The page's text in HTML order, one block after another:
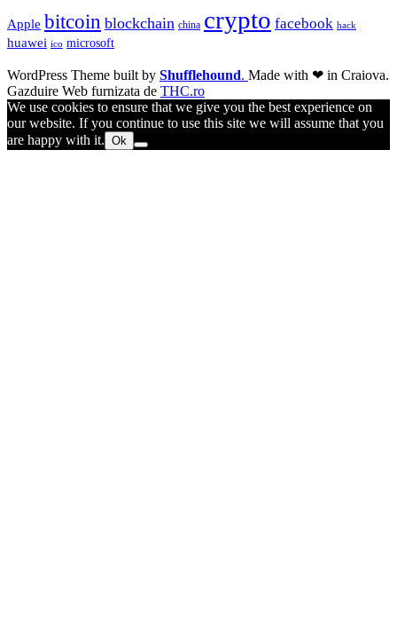
Apple bitcoin blockchain china crypto facebook hack
huawei ico microsoft
WordPress Theme built by Shufflehound. Made with ❤ in Craiova.
Gazduire Web furnizata de THC.ro
We use cookies to ensure that we give you the best experience on
our website. If you continue to use this site we will assume that you
are happy with it. Ok